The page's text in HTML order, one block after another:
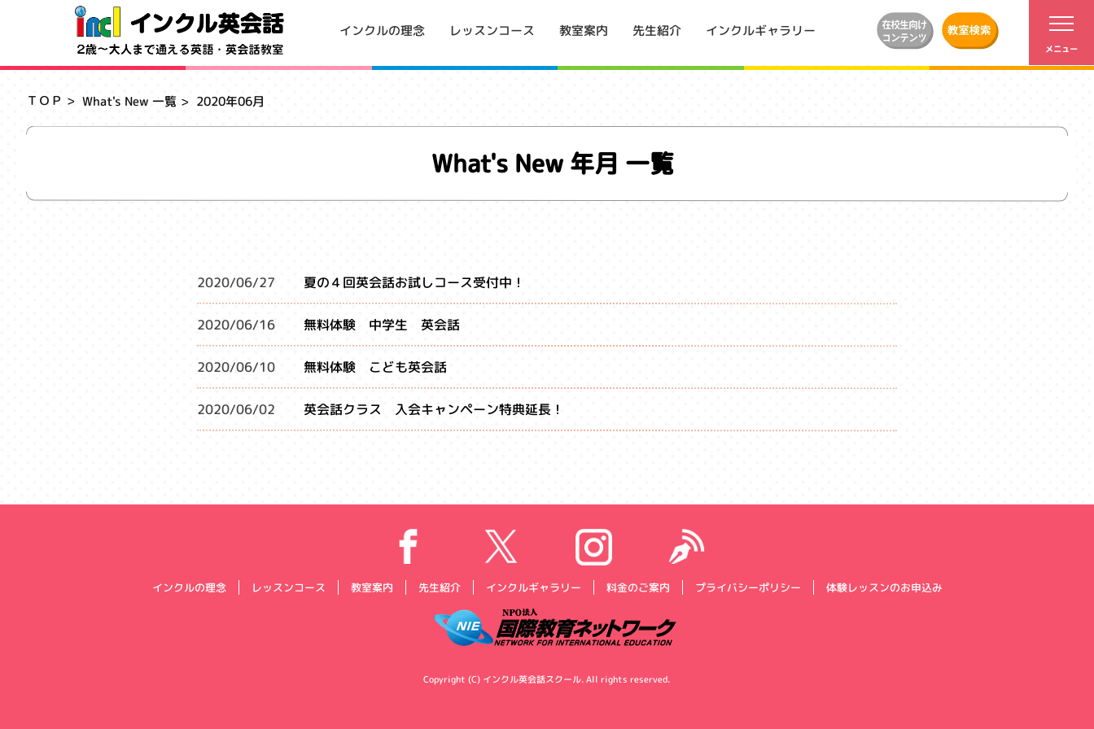
インクルの理念 レッスンコース 教室案内 先生紹介 インクルギャラリー
ＴＯＰ What's New 一覧 2020年06月
What's New 年月 一覧
2020/06/27 夏の４回英会話お試しコース受付中！
2020/06/16 無料体験 中学生 英会話
2020/06/10 無料体験 こども英会話
2020/06/02 英会話クラス 入会キャンペーン特典延長！
インクルの理念 レッスンコース 教室案内 先生紹介 インクルギャラリー 料金のご案内 プライバシーポリシー 体験レッスンのお申込み
Copyright (C) インクル英会話スクール. All rights reserved.